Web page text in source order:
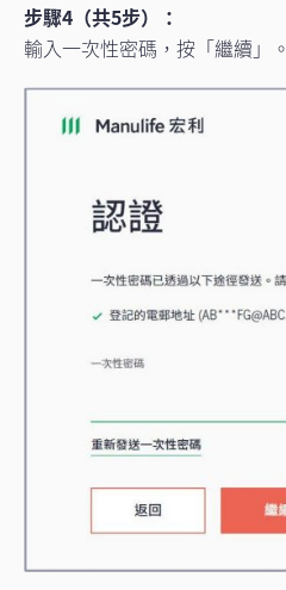
步驟4（共5步）：
輸入一次性密碼，按「繼續」。